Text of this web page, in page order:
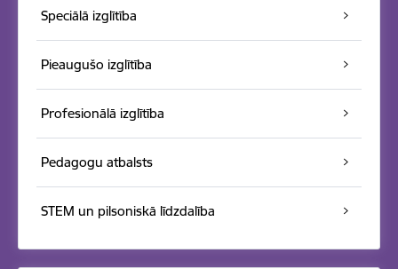
Speciālā izglītība
Pieaugušo izglītība
Profesionālā izglītība
Pedagogu atbalsts
STEM un pilsoniskā līdzdalība